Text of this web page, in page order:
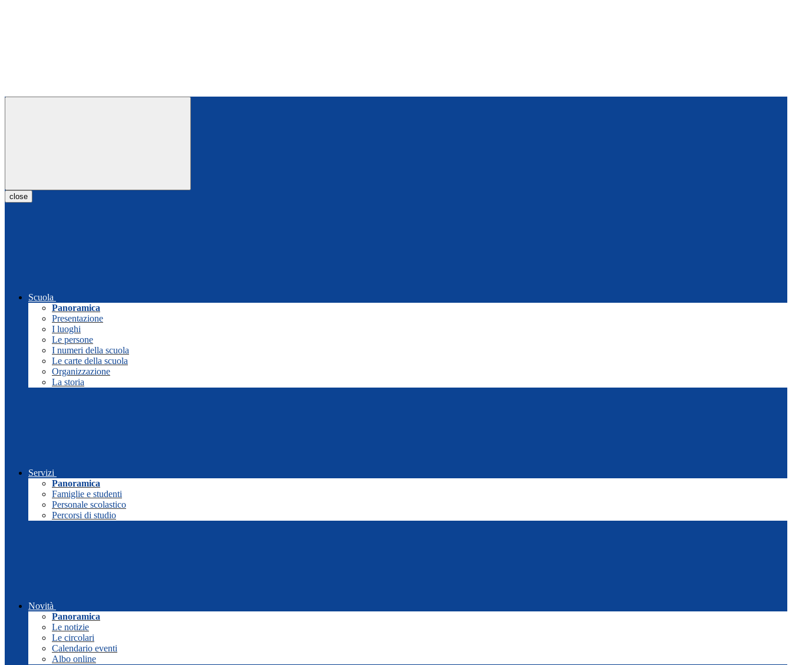
close
Scuola
Panoramica
Presentazione
I luoghi
Le persone
I numeri della scuola
Le carte della scuola
Organizzazione
La storia
Servizi
Panoramica
Famiglie e studenti
Personale scolastico
Percorsi di studio
Novità
Panoramica
Le notizie
Le circolari
Calendario eventi
Albo online